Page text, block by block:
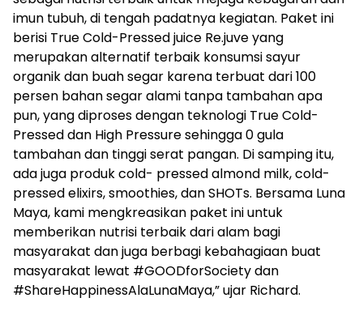
imun tubuh, di tengah padatnya kegiatan. Paket ini
berisi True Cold-Pressed juice Re.juve yang
merupakan alternatif terbaik konsumsi sayur
organik dan buah segar karena terbuat dari 100
persen bahan segar alami tanpa tambahan apa
pun, yang diproses dengan teknologi True Cold-
Pressed dan High Pressure sehingga 0 gula
tambahan dan tinggi serat pangan. Di samping itu,
ada juga produk cold- pressed almond milk, cold-
pressed elixirs, smoothies, dan SHOTs. Bersama Luna
Maya, kami mengkreasikan paket ini untuk
memberikan nutrisi terbaik dari alam bagi
masyarakat dan juga berbagi kebahagiaan buat
masyarakat lewat #GOODforSociety dan
#ShareHappinessAlaLunaMaya,” ujar Richard.